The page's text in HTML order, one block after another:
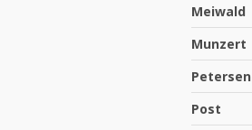
Meiwald
Munzert
Petersen
Post